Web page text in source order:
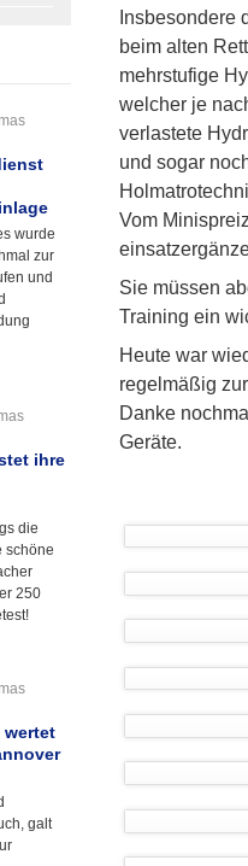
Insbesondere
beim alten
mehrstufige
welcher je
verlastete
und sogar
Vom
Sie müssen
Training ein
Heute war
regelmäßig
Danke
Geräte.
wurde
zur
und
ihre
die
schöne
250
wertet
galt